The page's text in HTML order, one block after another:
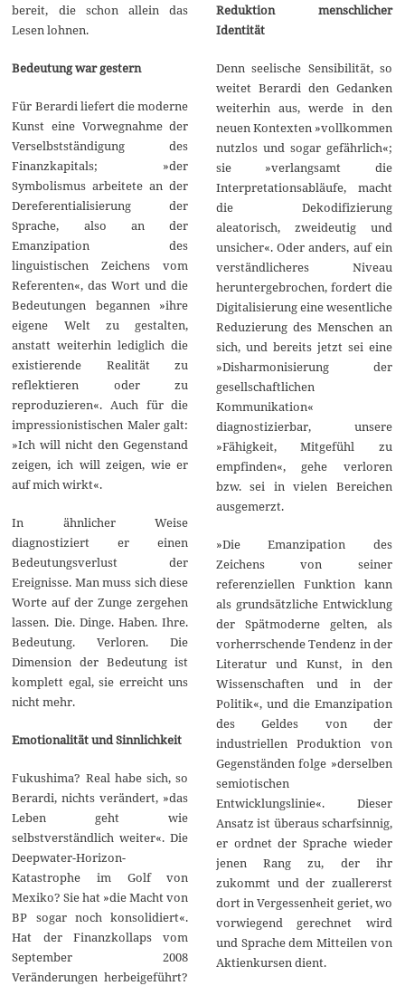
bereit, die schon allein das
Lesen lohnen.
Bedeutung war gestern
Für Berardi liefert die moderne
Kunst eine Vorwegnahme der
Verselbstständigung des
Finanzkapitals; »der
Symbolismus arbeitete an der
Dereferentialisierung der
Sprache, also an der
Emanzipation des
linguistischen Zeichens vom
Referenten«, das Wort und die
Bedeutungen begannen »ihre
eigene Welt zu gestalten,
anstatt weiterhin lediglich die
existierende Realität zu
reflektieren oder zu
reproduzieren«. Auch für die
impressionistischen Maler galt:
»Ich will nicht den Gegenstand
zeigen, ich will zeigen, wie er
auf mich wirkt«.
In ähnlicher Weise
diagnostiziert er einen
Bedeutungsverlust der
Ereignisse. Man muss sich diese
Worte auf der Zunge zergehen
lassen. Die. Dinge. Haben. Ihre.
Bedeutung. Verloren. Die
Dimension der Bedeutung ist
komplett egal, sie erreicht uns
nicht mehr.
Emotionalität und Sinnlichkeit
Fukushima? Real habe sich, so
Berardi, nichts verändert, »das
Leben geht wie
selbstverständlich weiter«. Die
Deepwater-Horizon-
Katastrophe im Golf von
Mexiko? Sie hat »die Macht von
BP sogar noch konsolidiert«.
Hat der Finanzkollaps vom
September 2008
Veränderungen herbeigeführt?
Reduktion menschlicher
Identität
Denn seelische Sensibilität, so
weitet Berardi den Gedanken
weiterhin aus, werde in den
neuen Kontexten »vollkommen
nutzlos und sogar gefährlich«;
sie »verlangsamt die
Interpretationsabläufe, macht
die Dekodifizierung
aleatorisch, zweideutig und
unsicher«. Oder anders, auf ein
verständlicheres Niveau
heruntergebrochen, fordert die
Digitalisierung eine wesentliche
Reduzierung des Menschen an
sich, und bereits jetzt sei eine
»Disharmonisierung der
gesellschaftlichen
Kommunikation«
diagnostizierbar, unsere
»Fähigkeit, Mitgefühl zu
empfinden«, gehe verloren
bzw. sei in vielen Bereichen
ausgemerzt.
»Die Emanzipation des
Zeichens von seiner
referenziellen Funktion kann
als grundsätzliche Entwicklung
der Spätmoderne gelten, als
vorherrschende Tendenz in der
Literatur und Kunst, in den
Wissenschaften und in der
Politik«, und die Emanzipation
des Geldes von der
industriellen Produktion von
Gegenständen folge »derselben
semiotischen
Entwicklungslinie«. Dieser
Ansatz ist überaus scharfsinnig,
er ordnet der Sprache wieder
jenen Rang zu, der ihr
zukommt und der zuallererst
dort in Vergessenheit geriet, wo
vorwiegend gerechnet wird
und Sprache dem Mitteilen von
Aktienkursen dient.